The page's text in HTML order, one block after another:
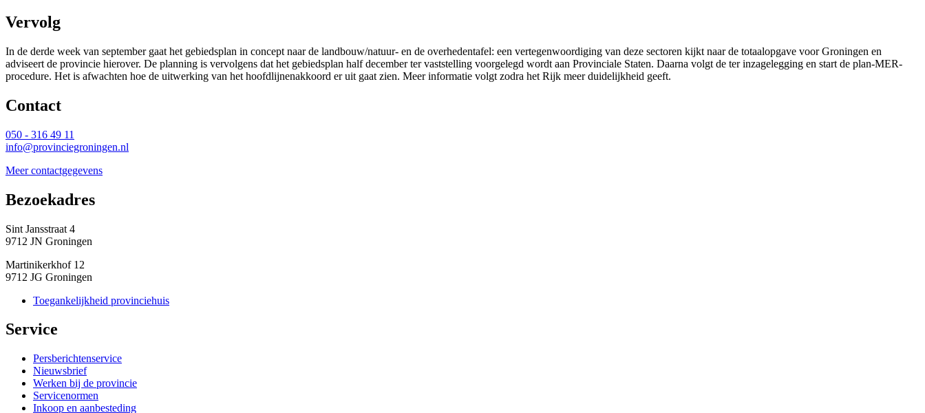
Vervolg
In de derde week van september gaat het gebiedsplan in concept naar de landbouw/natuur- en de overhedentafel: een vertegenwoordiging van deze sectoren kijkt naar de totaalopgave voor Groningen en
adviseert de provincie hierover. De planning is vervolgens dat het gebiedsplan half december ter vaststelling voorgelegd wordt aan Provinciale Staten. Daarna volgt de ter inzagelegging en start de plan-MER-
procedure. Het is afwachten hoe de uitwerking van het hoofdlijnenakkoord er uit gaat zien. Meer informatie volgt zodra het Rijk meer duidelijkheid geeft.
Contact
050 - 316 49 11
info@provinciegroningen.nl
Meer contactgegevens
Bezoekadres
Sint Jansstraat 4
9712 JN Groningen
Martinikerkhof 12
9712 JG Groningen
Toegankelijkheid provinciehuis
Service
Persberichtenservice
Nieuwsbrief
Werken bij de provincie
Servicenormen
Inkoop en aanbesteding